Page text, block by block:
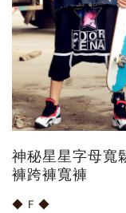
神秘星星字母寬
褲跨褲寬褲
◆ F ◆